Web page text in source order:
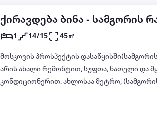
ქირავდება ბინა - სამგორის
1 14/15 45㎡
მოსკოვის პროსპექტის
არის ახალი რემონტით, სუფთა, ნათელი და
კონდიციონერით. ახლოსაა მეტრო,